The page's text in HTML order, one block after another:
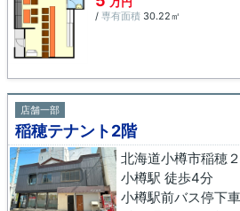
/ 専有面積 30.22㎡
店舗一部
稲穂テナント2階
北海道小樽市稲穂
小樽駅 徒歩4分
小樽駅前バス停下